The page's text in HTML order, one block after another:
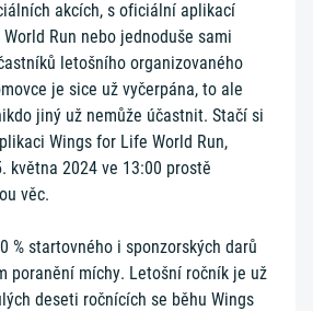
akcích, s oficiální aplikací
Run nebo jednoduše sami
letošního organizovaného
je sice už vyčerpána, to ale
jiný už nemůže účastnit. Stačí si
Wings for Life World Run,
května 2024 ve 13:00 prostě
věc.
% startovného i sponzorských darů
poranění míchy. Letošní ročník je už
deseti ročnících se běhu Wings